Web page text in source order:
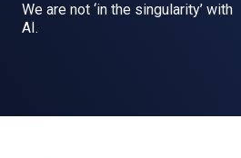
We are not ‘in the singularity’ with
AI.